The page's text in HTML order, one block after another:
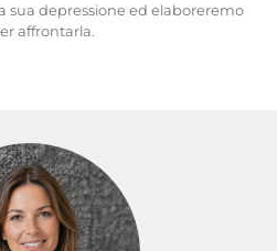
sua depressione ed elaboreremo
affrontarla.